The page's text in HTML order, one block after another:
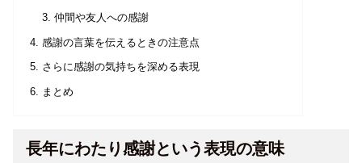
仲間や友人への感謝
感謝の言葉を伝えるときの注意点
さらに感謝の気持ちを深める表現
まとめ
長年にわたり感謝という表現の意味